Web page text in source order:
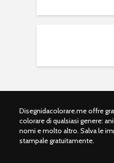
Disegnidacolorare.me offre
colorare di qualsiasi genere:
nomi e molto altro. Salva le
stampale gratuitamente.